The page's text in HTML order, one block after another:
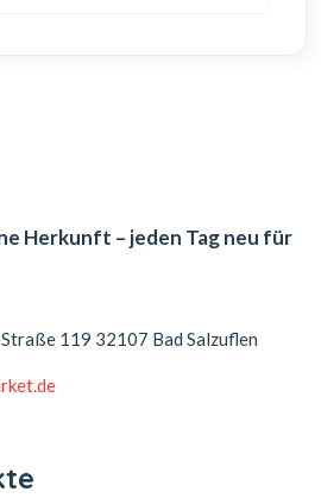
Herkunft – jeden Tag neu für
119 32107 Bad Salzuflen